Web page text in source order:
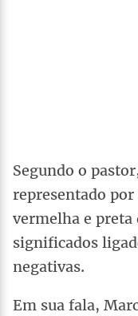
Segundo o
representado
vermelha e
significados
negativas.
Em sua fala,